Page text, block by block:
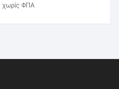
χωρίς ΦΠΑ